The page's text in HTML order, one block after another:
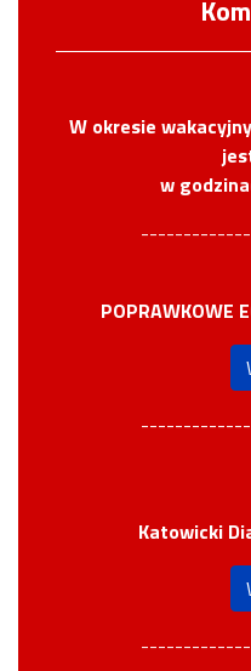
W okresie
w
POPRAWKOWE
Katowicki